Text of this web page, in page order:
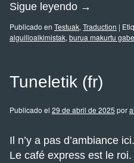
Sigue leyendo →
Publicado en Testuak, Traduction |
alguilloalkimistak, burua makurtu gabe
Tuneletik (fr)
Publicado el 29 de abril de 2025 por
Il n’y a pas d’ambiance
Le café express est le